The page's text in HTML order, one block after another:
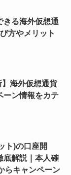
きる海外仮想通
方やメリット
】海外仮想通貨
ーン情報をカテ
ト)の口座開
底解説｜本人確
らキャンペーン